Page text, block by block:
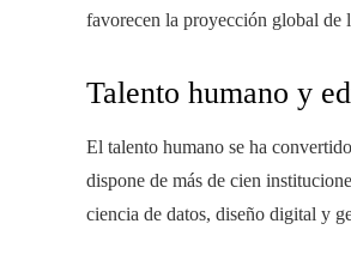
favorecen la proyección global de
Talento humano y
El talento humano se ha
dispone de más de cien
ciencia de datos, diseño digital y